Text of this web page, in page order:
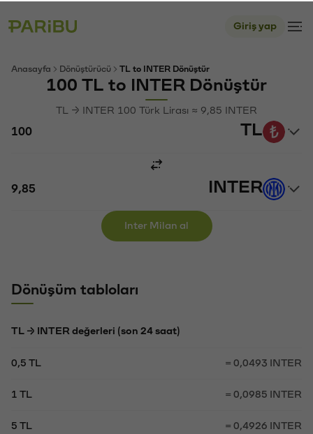
Giriş yap
Anasayfa Dönüştürücü TL to INTER Dönüştür
100 TL to INTER Dönüştür
TL → INTER 100 Türk Lirası ≈ 9,85 INTER
TL
INTER
Inter Milan al
Dönüşüm tabloları
TL → INTER değerleri (son 24 saat)
0,5 TL = 0,0493 INTER
1 TL = 0,0985 INTER
5 TL = 0,4926 INTER